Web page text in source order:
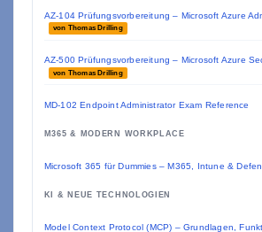
AZ-104 Prüfungsvorbereitung – Microsoft Azure
von Thomas Drilling
AZ-500 Prüfungsvorbereitung – Microsoft Azure
von Thomas Drilling
MD-102 Endpoint Administrator Exam Reference
M365 & MODERN WORKPLACE
Microsoft 365 für Dummies – M365, Intune &
KI & NEUE TECHNOLOGIEN
Model Context Protocol (MCP) – Grundlagen,